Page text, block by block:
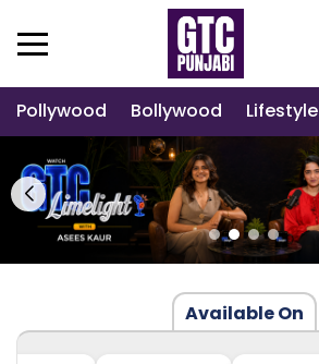
Pollywood Bollywood Lifestyle
Available On